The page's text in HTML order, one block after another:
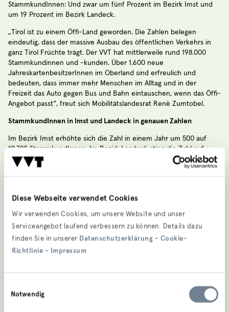
Diese Webseite verwendet Cookies
Wir verwenden Cookies, um unsere Website und unser
Serviceangebot laufend verbessern zu können. Details dazu
finden Sie in unserer Datenschutzerklärung – Cookie-
Richtlinie – Impressum
Notwendig
StammkundInnen: Und zwar um fünf Prozent im Bezirk Imst und
um 19 Prozent im Bezirk Landeck.
„Tirol ist zu einem Öffi-Land geworden. Die Zahlen belegen
eindeutig, dass der massive Ausbau des öffentlichen Verkehrs in
ganz Tirol Früchte trägt. Der VVT hat mittlerweile rund 198.000
Stammkundinnen und -kunden. Über 1.600 neue
JahreskartenbesitzerInnen im Oberland sind erfreulich und
bedeuten, dass immer mehr Menschen im Alltag und in der
Freizeit das Auto gegen Bus und Bahn eintauschen, wenn das Öffi-
Angebot passt“, freut sich Mobilitätslandesrat Renè Zumtobel.
StammkundInnen in Imst und Landeck in genauen Zahlen
Im Bezirk Imst erhöhte sich die Zahl in einem Jahr um 500 auf
10.795 StammkundInnen. Im Bezirk Landeck stieg die Zahl auf
6.851, was einem Plus von über 1.100 Dauerkarten innerhalb eines
Jahres entspricht.
eine halbstündige gleichmäßige Verbindung, auch die Busse ins
Pitztal wurden mit dem REX vertaktet, sodass sich eine stündliche
Verbindung ergibt.
Am Bahnhof Landeck/Zams Bahnhof wurde die Regiobuslinie 220
Paznaun- und Stanzertal sowie die Stadtbuslinien in Landeck